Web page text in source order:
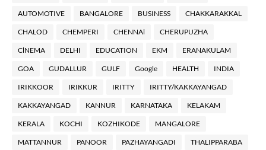
AUTOMOTIVE BANGALORE BUSINESS CHAKKARAKKAL
CHALOD CHEMPERI CHENNAl CHERUPUZHA
ClNEMA DELHI EDUCATION EKM ERANAKULAM
GOA GUDALLUR GULF Google HEALTH INDIA
IRIKKOOR IRIKKUR IRITTY IRITTY/KAKKAYANGAD
KAKKAYANGAD KANNUR KARNATAKA KELAKAM
KERALA KOCHI KOZHIKODE MANGALORE
MATTANNUR PANOOR PAZHAYANGADI THALIPPARABA